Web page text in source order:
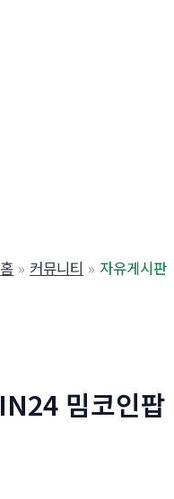
홈 커뮤니티 자유게시판
밈코인팝